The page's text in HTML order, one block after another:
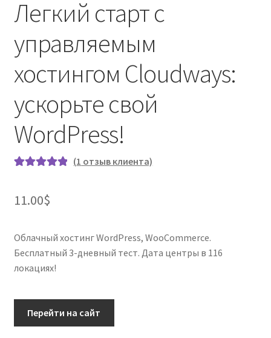
Легкий старт с
управляемым
хостингом Cloudways:
ускорьте свой
WordPress!
основе
пользовател
я
(1 отзыв клиента)
11.00$
Облачный хостинг WordPress, WooCommerce.
Бесплатный 3-дневный тест. Дата центры в 116
локациях!
Перейти на сайт